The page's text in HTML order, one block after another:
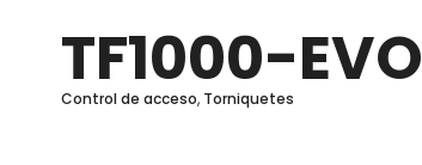
TF1000-EVO
Control de acceso, Torniquetes